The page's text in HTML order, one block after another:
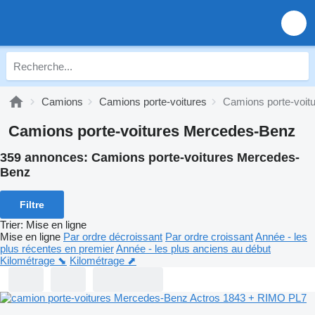
Camions Camions porte-voitures Camions porte-
Camions porte-voitures Mercedes-Benz
359 annonces: Camions porte-voitures Mercedes-
Benz
Filtre
Trier: Mise en ligne
Mise en ligne Par ordre décroissant Par ordre croissantAnnée - les
plus récentes en premierAnnée - les plus anciens au début
Kilométrage ⬊ Kilométrage ⬈